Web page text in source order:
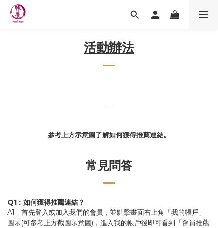
活動辦法
參考上方示意圖了解如何獲得推薦連結。
常見問答
Q1：如何獲得推薦連結？
A1：首先登入或加入我們的會員，並點擊畫面右上角「我的帳戶」
圖示(可參考上方截圖示意圖)，進入我的帳戶後即可看到「會員推薦